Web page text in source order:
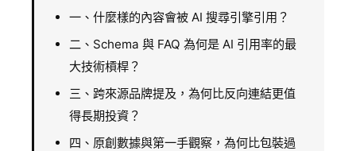
一、什麼樣的內容會被 AI 搜尋引擎引用？
二、Schema 與 FAQ 為何是 AI 引用率的最
大技術槓桿？
三、跨來源品牌提及，為何比反向連結更值
得長期投資？
四、原創數據與第一手觀察，為何比包裝過